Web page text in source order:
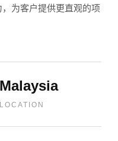
为客户提供更直观的项
Malaysia
LOCATION